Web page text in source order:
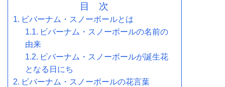
目 次
ビバーナム・スノーボールとは
ビバーナム・スノーボールの名前の
由来
ビバーナム・スノーボールが誕生花
となる日にち
ビバーナム・スノーボールの花言葉